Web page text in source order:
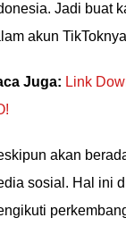
Jadi buat
akun
Juga: Link
akan
sosial. Hal ini